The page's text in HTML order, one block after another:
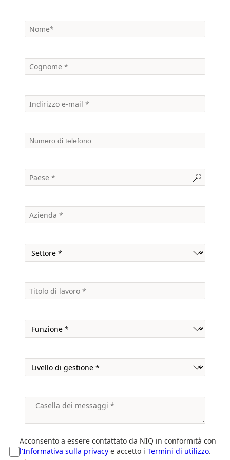
Acconsento a essere contattato da NIQ in conformità con
l'Informativa sulla privacy e accetto i Termini di utilizzo.